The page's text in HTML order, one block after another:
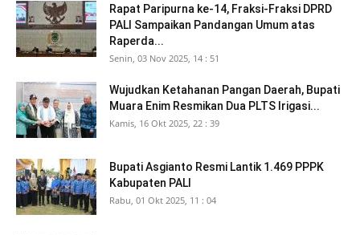
Rapat Paripurna ke-14, Fraksi-Fraksi DPRD
PALI Sampaikan Pandangan Umum atas
Raperda...
Senin, 03 Nov 2025, 14 : 51
Wujudkan Ketahanan Pangan Daerah, Bupati
Muara Enim Resmikan Dua PLTS Irigasi...
Kamis, 16 Okt 2025, 22 : 39
Bupati Asgianto Resmi Lantik 1.469 PPPK
Kabupaten PALI
Rabu, 01 Okt 2025, 11 : 04